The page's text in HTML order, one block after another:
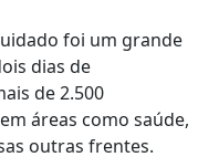
foi um grande
dias de
de 2.500
áreas como saúde,
outras frentes.